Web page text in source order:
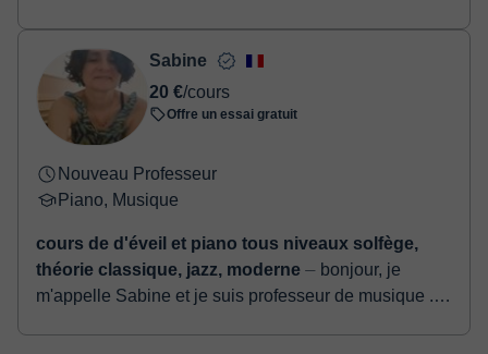
Sabine
20 €/cours
Offre un essai gratuit
Nouveau Professeur
Piano, Musique
cours de d'éveil et piano tous niveaux solfège,
théorie classique, jazz, moderne ⏤ bonjour, je
m'appelle Sabine et je suis professeur de musique .